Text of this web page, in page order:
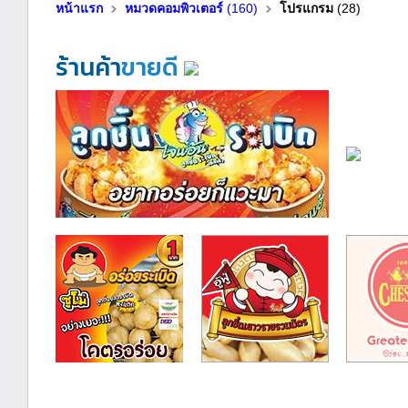
หน้าแรก หมวดคอมพิวเตอร์ (160) โปรแกรม (28)
ร้านค้าขายดี